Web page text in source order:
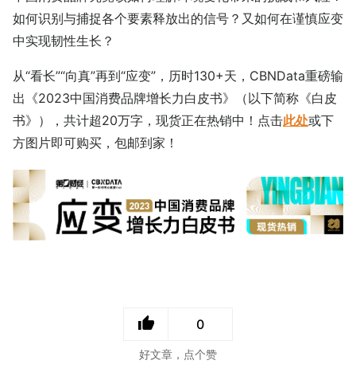
如何识别与捕捉各个要素释放出的信号？又如何在谨慎应变
中实现韧性生长？
从“看长”“向真”再到“应变”，历时130+天，CBNData重磅输
出《2023中国消费品牌增长力白皮书》（以下简称《白皮
书》），共计超20万字，现货正在热销中！点击此处或下
方图片即可购买，包邮到家！
0
好文章，点个赞